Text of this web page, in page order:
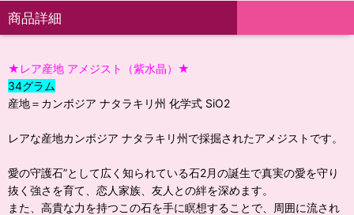
商品詳細
★レア産地 アメジスト（紫水晶）★
34グラム
産地＝カンボジア ナタラキリ州 化学式 SiO2
レアな産地カンボジア ナタラキリ州で採掘されたアメジストです。
愛の守護石”として広く知られている石2月の誕生で真実の愛を守り
抜く強さを育て、恋人家族、友人との絆を深めます。
また、高貴な力を持つこの石を手に瞑想することで、周囲に流され